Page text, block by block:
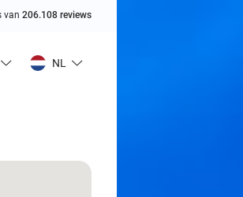
van 206.108 reviews
NL